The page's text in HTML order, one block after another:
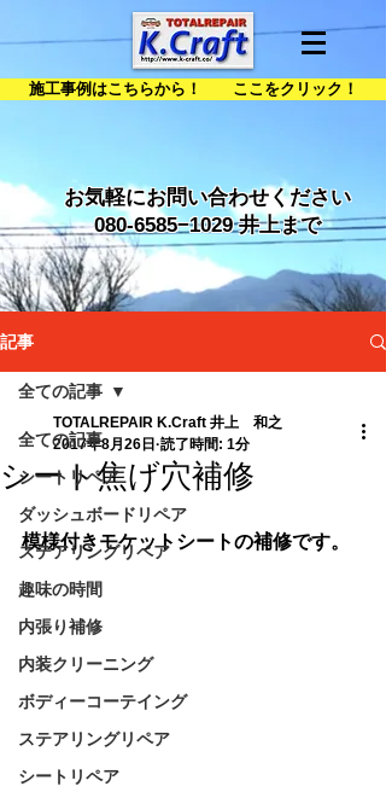
施工事例はこちらから！ ここをクリック！
お気軽にお問い合わせください
080-6585−1029 井上まで
記事
全ての記事
シートリペア
ダッシュボードリペア
ステアリングリペア
趣味の時間
内張り補修
内装クリーニング
ボディーコーテイング
ステアリングリペア
シートリペア
全ての記事
シート焦げ穴補修
TOTALREPAIR K.Craft 井上 和之
2017年8月26日 読了時間: 1分
模様付きモケットシートの補修です。